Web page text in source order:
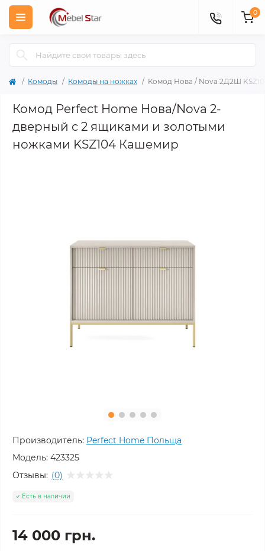
0
Комоды Комоды на ножках Комод Нова / Nova 2Д2Ш
Комод Perfect Home Нова/Nova 2-
дверный с 2 ящиками и золотыми
ножками KSZ104 Кашемир
Производитель: Perfect Home Польща
Модель: 423325
Отзывы: (0)
Есть в наличии
14 000 грн.